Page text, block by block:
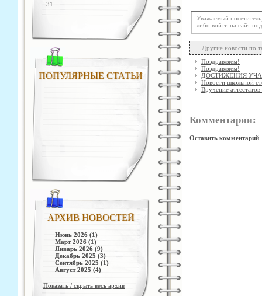
31
ПОПУЛЯРНЫЕ СТАТЬИ
АРХИВ НОВОСТЕЙ
Июнь 2026 (1)
Март 2026 (1)
Январь 2026 (9)
Декабрь 2025 (3)
Сентябрь 2025 (1)
Август 2025 (4)
Показать / скрыть весь архив
Уважаемый
либо войти на сайт
Другие новости по
Поздравляем!
Поздравляем!
ДОСТИЖЕНИЯ
Новости школьной
Вручение аттестатов
Комментарии:
Оставить комментарий